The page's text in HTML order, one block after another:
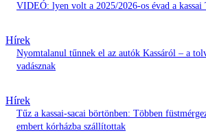
VIDEÓ: lyen volt a 2025/2026-os évad a kassai
Hírek
Nyomtalanul tűnnek el az autók Kassáról – a
vadásznak
Hírek
Tűz a kassai-sacai börtönben: Többen
embert kórházba szállítottak